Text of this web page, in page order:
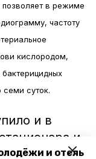
и отель
позволяет в режиме
частоту
кислородом,
семи суток.
и в
и
сообщили